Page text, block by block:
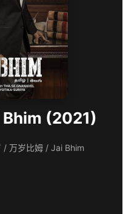
Bhim (2021)
/ 万岁比姆 / Jai Bhim